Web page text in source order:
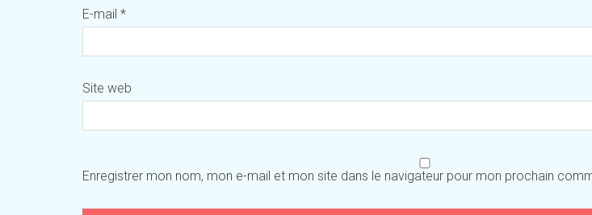
E-mail *
Site web
Enregistrer mon nom, mon e-mail et mon site dans le navigateur pour mon prochain